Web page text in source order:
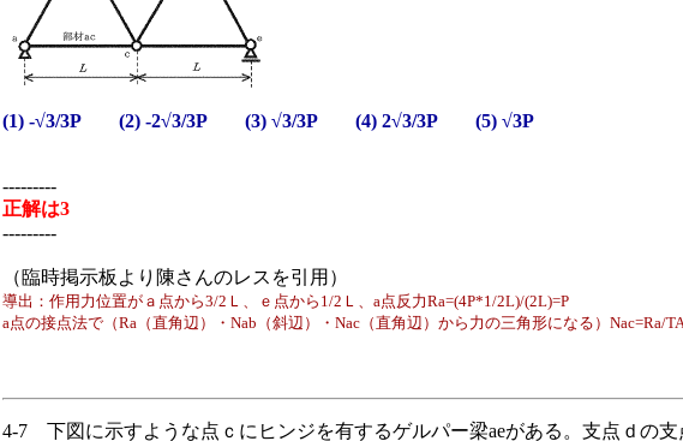
(1) -√3/3P (2) -2√3/3P (3) √3/3P (4) 2√3/3P (5) √3P
---------
正解は3
---------
（臨時掲示板より陳さんのレスを引用）
導出：作用力位置がａ点から3/2Ｌ、ｅ点から1/2Ｌ、a点反力Ra=(4P*1/2L)/(2L)=P
a点の接点法で（Ra（直角辺）・Nab（斜辺）・Nac（直角辺）から力の三角形になる）Nac=Ra/
4-7 下図に示すような点ｃにヒンジを有するゲルパー梁aeがある。支点ｄの